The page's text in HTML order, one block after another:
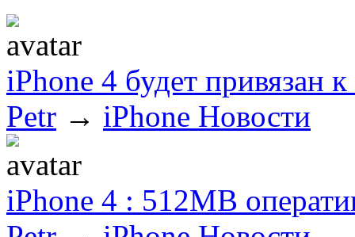
iPhone 4 будет привязан
Petr → iPhone Новости
iPhone 4 : 512МВ